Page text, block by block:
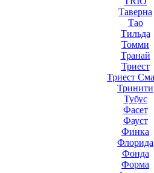
Таверна
Тао
Тильда
Томми
Транай
Триест
Триест
Тринити
Тубус
Фасет
Фауст
Финка
Флорида
Фонда
Форма